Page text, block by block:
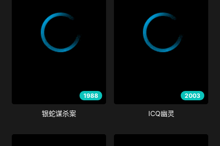
1988
银蛇谋杀案
2003
ICQ幽灵